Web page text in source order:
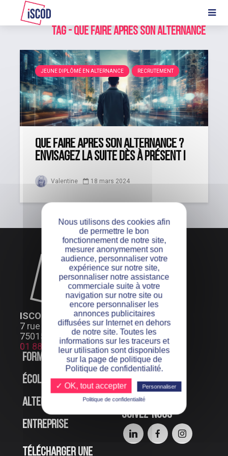
Tag - que faire après son alternance
JEUNE DIPLÔMÉ EN ALTERNANCE RECRUTEMENT
Que faire après son alternance ?
Envisagez la suite dès à présent !
Valentine 18 mars 2024
ISCOD PARIS
7 rue Henri Bocquillon
75015 Paris
01 88 24 66 99
Formations
École
Alternance
Entreprise
Offres d’emploi
Événements en
ligne
Suivez-nous
Télécharger une
Nous utilisons des cookies afin
de permettre le bon
fonctionnement de notre site,
mesurer anonymement son
audience, personnaliser votre
expérience sur notre site,
personnaliser notre assistance
commerciale suite à votre
navigation sur notre site ou
encore personnaliser les
annonces publicitaires
diffusées sur Internet en dehors
de notre site. Toutes les
informations sur les traceurs et
leur utilisation sont disponibles
sur la page de politique de
Politique de confidentialité.
✓ OK, tout accepter
Personnaliser
Politique de confidentialité